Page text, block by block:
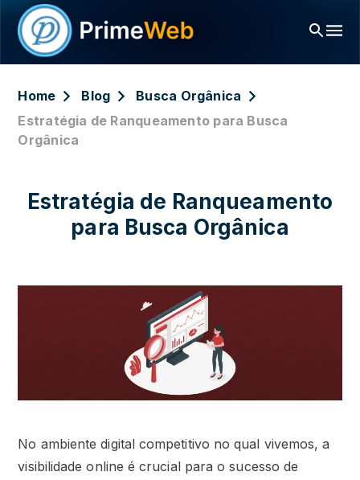
Home Blog
Busca Orgânica
Estratégia de Ranqueamento para Busca
Orgânica
Estratégia de Ranqueamento
para Busca Orgânica
No ambiente digital competitivo no qual vivemos, a
visibilidade online é crucial para o sucesso de